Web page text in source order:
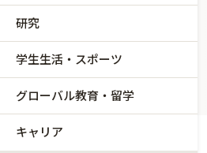
研究
学生生活・スポーツ
グローバル教育・留学
キャリア